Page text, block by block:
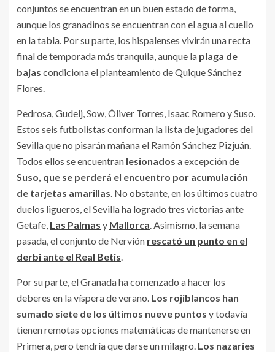
conjuntos se encuentran en un buen estado de forma,
aunque los granadinos se encuentran con el agua al cuello
en la tabla. Por su parte, los hispalenses vivirán una recta
final de temporada más tranquila, aunque la plaga de
bajas condiciona el planteamiento de Quique Sánchez
Flores.
Pedrosa, Gudelj, Sow, Óliver Torres, Isaac Romero y Suso.
Estos seis futbolistas conforman la lista de jugadores del
Sevilla que no pisarán mañana el Ramón Sánchez Pizjuán.
Todos ellos se encuentran lesionados a excepción de
Suso, que se perderá el encuentro por acumulación
de tarjetas amarillas. No obstante, en los últimos cuatro
duelos ligueros, el Sevilla ha logrado tres victorias ante
Getafe, Las Palmas y Mallorca. Asimismo, la semana
pasada, el conjunto de Nervión rescató un punto en el
derbi ante el Real Betis.
Por su parte, el Granada ha comenzado a hacer los
deberes en la víspera de verano. Los rojiblancos han
sumado siete de los últimos nueve puntos y todavía
tienen remotas opciones matemáticas de mantenerse en
Primera, pero tendría que darse un milagro. Los nazaríes